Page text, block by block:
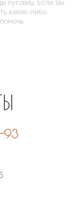
пуговиц. Если Вы
какие-либо
93